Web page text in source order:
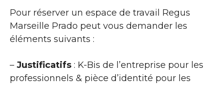
Pour réserver un espace de travail Regus
Marseille Prado peut vous demander les
éléments suivants :
– Justificatifs : K-Bis de l’entreprise pour les
professionnels & pièce d’identité pour les